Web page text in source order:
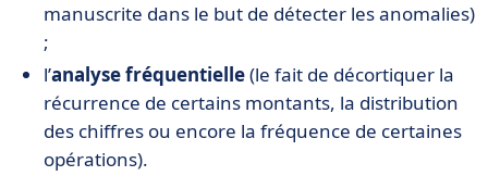
manuscrite dans le but de détecter les anomalies)
;
l’analyse fréquentielle(le fait de décortiquer la
récurrence de certains montants, la distribution
des chiffres ou encore la fréquence de certaines
opérations).